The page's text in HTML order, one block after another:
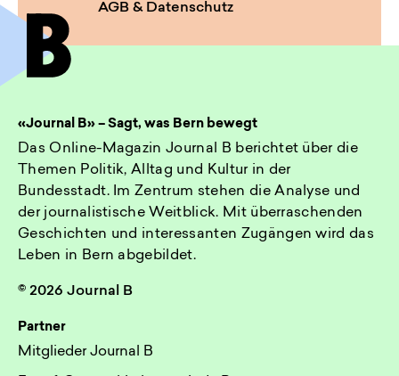
AGB & Datenschutz
«Journal B» – Sagt, was Bern bewegt
Das Online-Magazin Journal B berichtet über die
Themen Politik, Alltag und Kultur in der
Bundesstadt. Im Zentrum stehen die Analyse und
der journalistische Weitblick. Mit überraschenden
Geschichten und interessanten Zugängen wird das
Leben in Bern abgebildet.
© 2026 Journal B
Partner
Mitglieder Journal B